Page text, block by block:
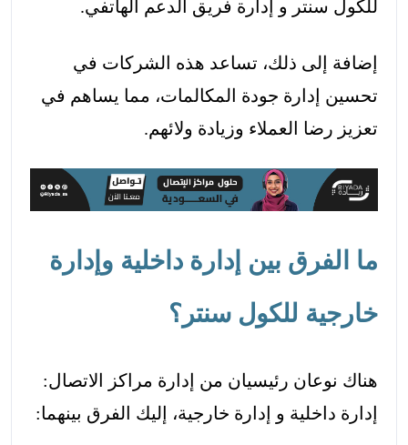
للكول سنتر و إدارة فريق الدعم الهاتفي.
إضافة إلى ذلك، تساعد هذه الشركات في
تحسين إدارة جودة المكالمات، مما يساهم في
تعزيز رضا العملاء وزيادة ولائهم.
ما الفرق بين إدارة داخلية وإدارة
خارجية للكول سنتر؟
هناك نوعان رئيسيان من إدارة مراكز الاتصال:
إدارة داخلية و إدارة خارجية، إليك الفرق بينهما: